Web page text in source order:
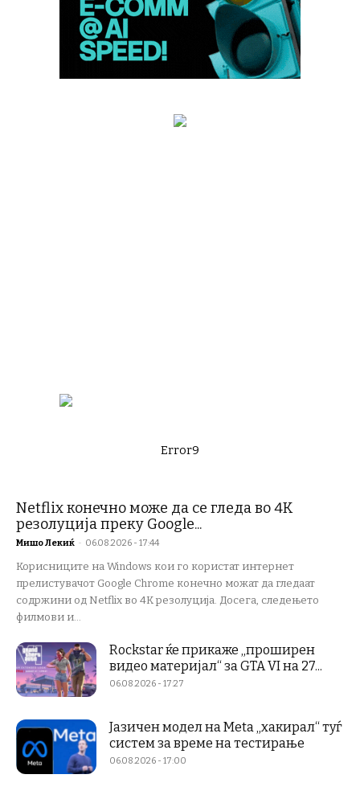
Error9
Netflix конечно може да се гледа во 4K
резолуција преку Google...
Мишо Лекиќ - 06.08.2026 - 17:44
Корисниците на Windows кои го користат интернет
прелистувачот Google Chrome конечно можат да гледаат
содржини од Netflix во 4K резолуција. Досега, следењето
филмови и...
Rockstar ќе прикаже „проширен
видео материјал“ за GTA VI на 27...
06.08.2026 - 17:27
Јазичен модел на Meta „хакирал“ туѓ
систем за време на тестирање
06.08.2026 - 17:00